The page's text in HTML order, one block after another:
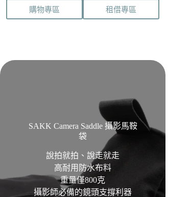
購物專區 租借專區
SAKK Camera Saddle 攝影馬鞍
袋
說拍就拍、說走就走
高耐用防水布料
重量僅800克
攝影師必備的鏡頭支撐利器